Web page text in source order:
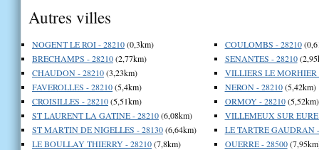
Autres villes
NOGENT LE ROI - 28210(0,3km)
BRECHAMPS - 28210(2,77km)
CHAUDON - 28210(3,23km)
FAVEROLLES - 28210(5,4km)
CROISILLES - 28210(5,51km)
ST LAURENT LA GATINE - 28210(6,08km)
ST MARTIN DE NIGELLES - 28130(6,64km)
LE BOULLAY THIERRY - 28210(7,8km)
COULOMBS - 28210
SENANTES - 28210
VILLIERS LE MORHIER
NERON - 28210(5,42km)
ORMOY - 28210(5,52km)
VILLEMEUX SUR EURE
LE TARTRE GAUDRAN
OUERRE - 28500